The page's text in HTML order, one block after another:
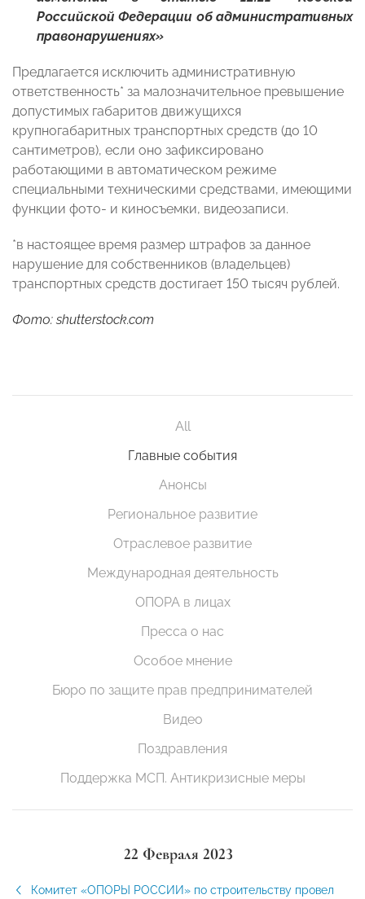
Российской Федерации об административных
правонарушениях»
Предлагается исключить административную
ответственность* за малозначительное превышение
допустимых габаритов движущихся
крупногабаритных транспортных средств (до 10
сантиметров), если оно зафиксировано
работающими в автоматическом режиме
специальными техническими средствами, имеющими
функции фото- и киносъемки, видеозаписи.
*в настоящее время размер штрафов за данное
нарушение для собственников (владельцев)
транспортных средств достигает 150 тысяч рублей.
Фото: shutterstock.com
All
Главные события
Анонсы
Региональное развитие
Отраслевое развитие
Международная деятельность
ОПОРА в лицах
Пресса о нас
Особое мнение
Бюро по защите прав предпринимателей
Видео
Поздравления
Поддержка МСП. Антикризисные меры
22 Февраля 2023
Комитет «ОПОРЫ РОССИИ» по строительству провел